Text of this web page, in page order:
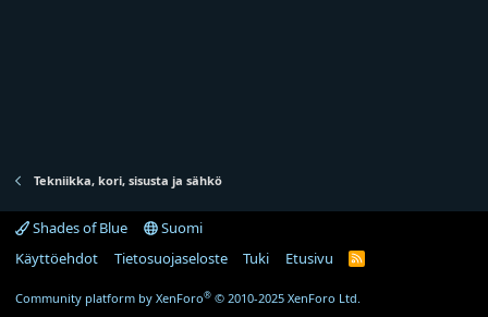
Tekniikka, kori, sisusta ja sähkö
Shades of Blue
Suomi
Käyttöehdot
Tietosuojaseloste Tuki Etusivu
R
Community platform by XenForo® © 2010-2025 XenForo Ltd.